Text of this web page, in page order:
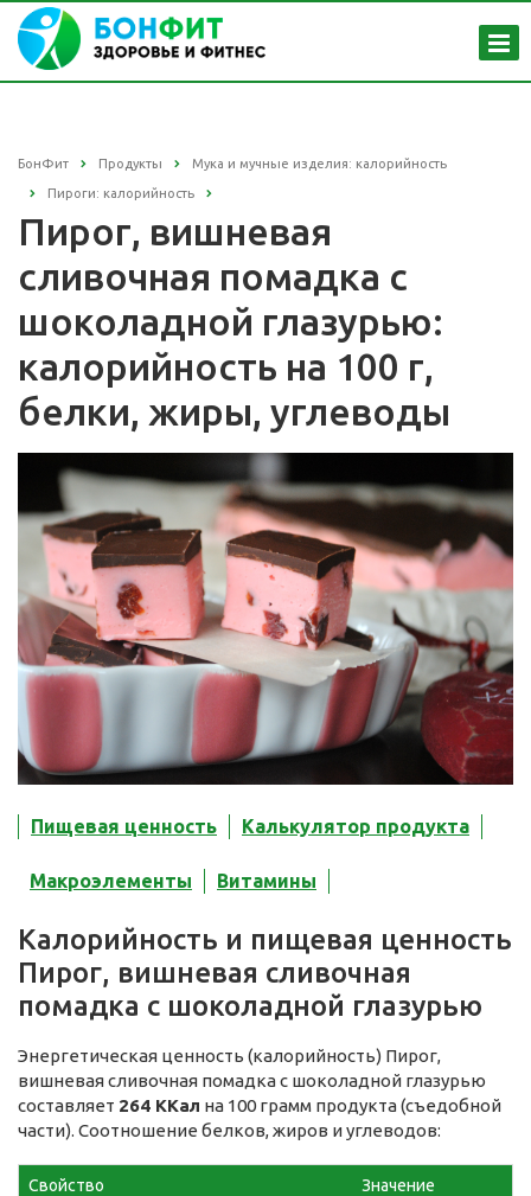
БонФит Продукты Мука и мучные изделия: калорийность
Пироги: калорийность
Пирог, вишневая
сливочная помадка с
шоколадной глазурью:
калорийность на 100 г,
белки, жиры, углеводы
Пищевая ценность Калькулятор продукта
Макроэлементы Витамины
Калорийность и пищевая ценность
Пирог, вишневая сливочная
помадка с шоколадной глазурью
Энергетическая ценность (калорийность) Пирог,
вишневая сливочная помадка с шоколадной глазурью
составляет 264 ККал на 100 грамм продукта (съедобной
части). Соотношение белков, жиров и углеводов:
Свойство Значение